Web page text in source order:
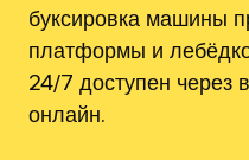
буксировка машины
платформы и
24/7 доступен через
онлайн.